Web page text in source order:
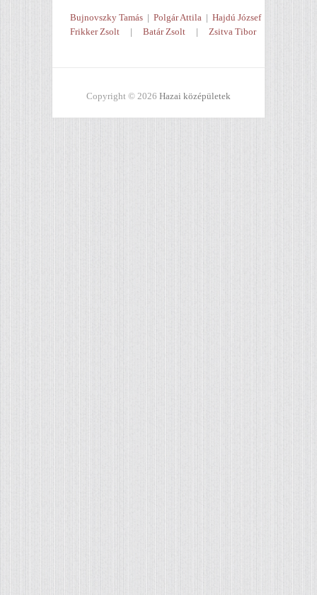
Bujnovszky Tamás | Polgár Attila | Hajdú József
Frikker Zsolt | Batár Zsolt | Zsitva Tibor
Copyright © 2026 Hazai középületek